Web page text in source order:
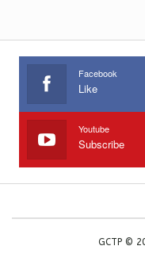
Facebook
Like
Youtube
Subscribe
GCTP ©